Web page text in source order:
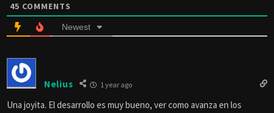
45 COMMENTS
Newest
Nelius 1 year ago
Una joyita. El desarrollo es muy bueno, ver como avanza en los